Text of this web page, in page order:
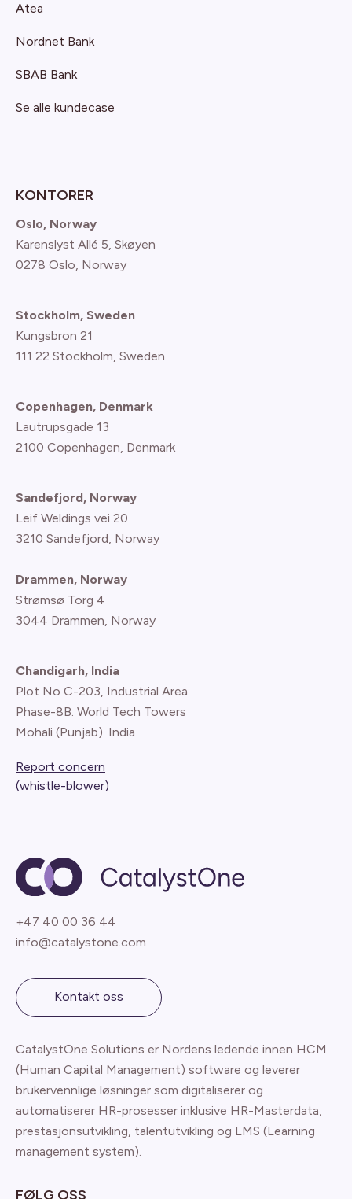
Atea
Nordnet Bank
SBAB Bank
Se alle kundecase
KONTORER
Oslo, Norway
Karenslyst Allé 5, Skøyen
0278 Oslo, Norway
Stockholm, Sweden
Kungsbron 21
111 22 Stockholm, Sweden
Copenhagen, Denmark
Lautrupsgade 13
2100 Copenhagen, Denmark
Sandefjord, Norway
Leif Weldings vei 20
3210 Sandefjord, Norway
Drammen, Norway
Strømsø Torg 4
3044 Drammen, Norway
Chandigarh, India
Plot No C-203, Industrial Area.
Phase-8B. World Tech Towers
Mohali (Punjab). India
Report concern
(whistle-blower)
+47 40 00 36 44
info@catalystone.com
Kontakt oss
CatalystOne Solutions er Nordens ledende innen HCM
(Human Capital Management) software og leverer
brukervennlige løsninger som digitaliserer og
automatiserer HR-prosesser inklusive HR-Masterdata,
prestasjonsutvikling, talentutvikling og LMS (Learning
management system).
FØLG OSS